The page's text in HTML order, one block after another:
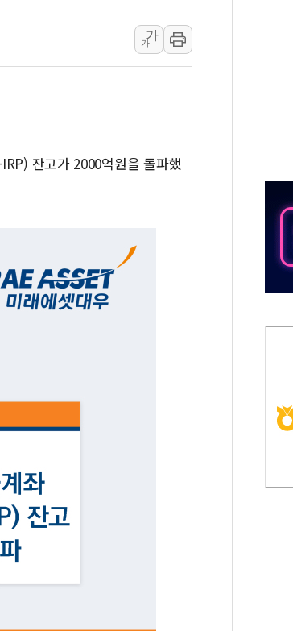
신세계사이먼 '대구 프리미엄 아울렛' 건립 '본
李대통령, 호우 피해 경북 안동·의성 특별재난
NH농협생명, 농작업 중 온열질환 보장…폭염
랩지노믹스 "디엑솜과 美 암 진단 분야 독점
보로노이, 폐암 치료제 'VRN11' 캐나다 IND
푸본현대생명, 육군 3군단과 군 장병 금융교
교보생명, '교보K-맞춤건강보험' 6개월 배타적
벼랑 끝 선 '동전주' 무더기 상폐 위기…관리종
가
가
잔고가 2000억원을 돌파했